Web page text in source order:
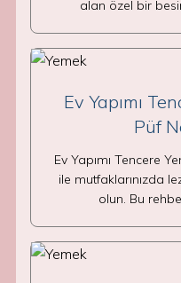
alan özel bir
Ev Yapımı
Püf
Ev Yapımı Tencere
ile mutfaklarınızda
olun. Bu